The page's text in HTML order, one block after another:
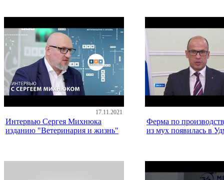
17.11.2021
Интервью Сергея Михнюка
изданию "Ветеринария и жизнь"
Ферма по
из мух появилась в